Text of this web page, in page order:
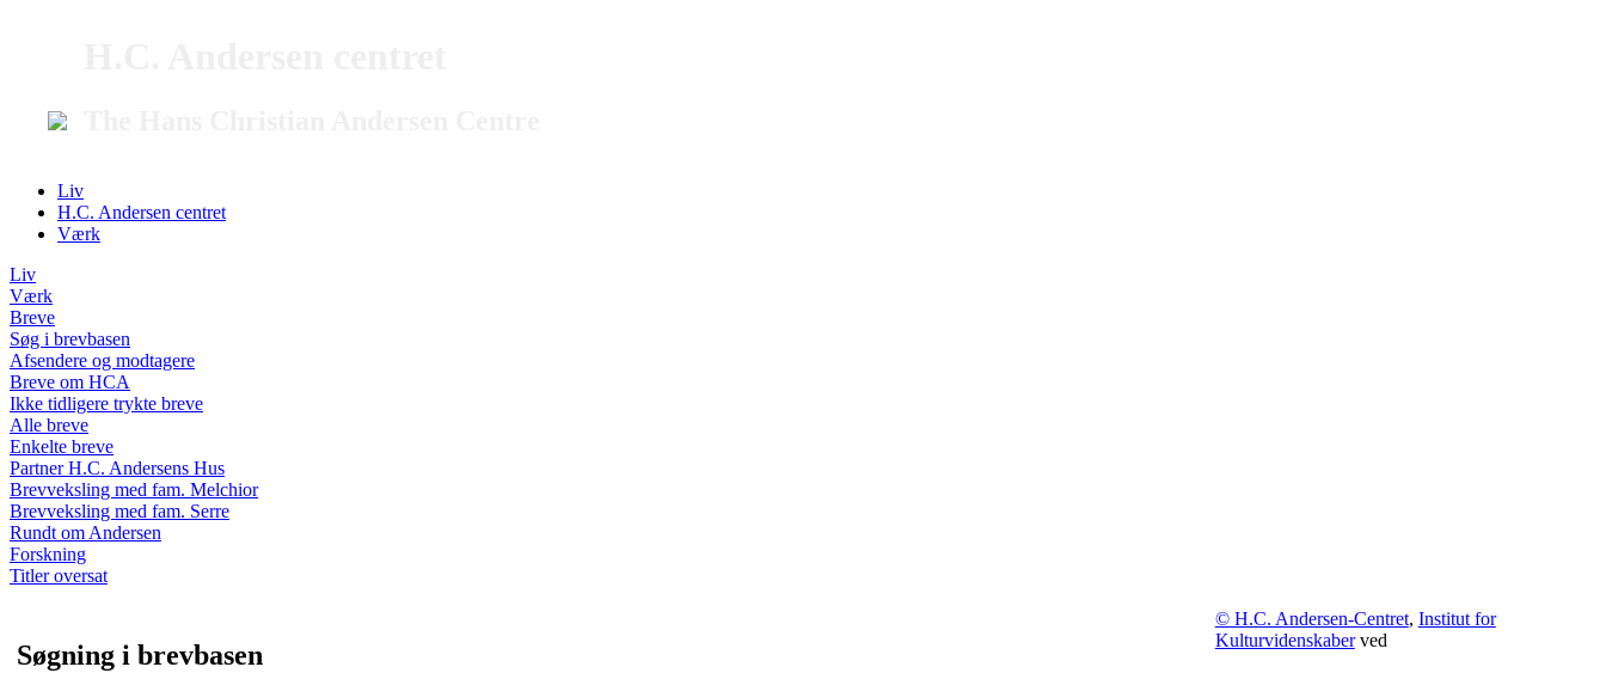
Liv
H.C. Andersen centret
Værk
Liv
Værk
Breve
Søg i brevbasen
Afsendere og modtagere
Breve om HCA
Ikke tidligere trykte breve
Alle breve
Enkelte breve
Partner H.C. Andersens Hus
Brevveksling med fam. Melchior
Brevveksling med fam. Serre
Rundt om Andersen
Forskning
Titler oversat
Søgning i brevbasen
© H.C. Andersen-Centret, Institut for
Kulturvidenskaberved